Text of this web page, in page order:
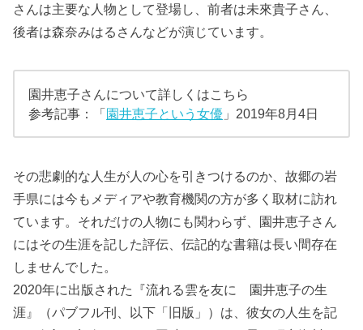
さんは主要な人物として登場し、前者は未來貴子さん、
後者は森奈みはるさんなどが演じています。
園井恵子さんについて詳しくはこちら
参考記事：「園井恵子という女優 」2019年8月4日
その悲劇的な人生が人の心を引きつけるのか、故郷の岩
手県には今もメディアや教育機関の方が多く取材に訪れ
ています。それだけの人物にも関わらず、園井恵子さん
にはその生涯を記した評伝、伝記的な書籍は長い間存在
しませんでした。
2020年に出版された『流れる雲を友に 園井恵子の生
涯』（パブフル刊、以下「旧版」）は、彼女の人生を記